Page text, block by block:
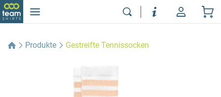
Produkte Gestreifte Tennissocken